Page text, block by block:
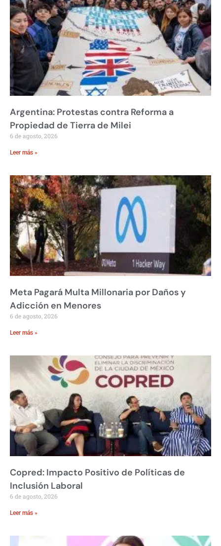
Argentina: Protestas contra Reforma a
Propiedad de Tierra de Milei
6 de agosto, 2026
Leer más »
Meta Pagará Multa Millonaria por Daños y
Adicción en Menores
6 de agosto, 2026
Leer más »
Copred: Impacto Positivo de Políticas de
Inclusión Laboral
6 de agosto, 2026
Leer más »